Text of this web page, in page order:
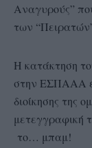
Αναγυρούς”
των
Η κατάκτηση
στην ΕΣΠΑΑΑ
διοίκησης της
μετεγγραφική
το… μπαμ!